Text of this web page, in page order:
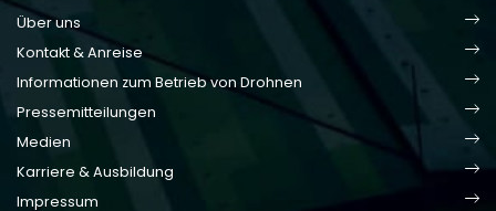
Über uns
Kontakt & Anreise
Informationen zum Betrieb von Drohnen
Pressemitteilungen
Medien
Karriere & Ausbildung
Impressum